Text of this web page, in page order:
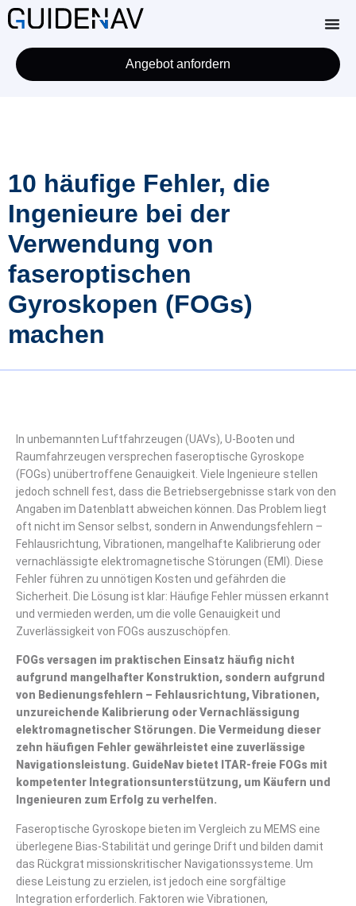
Angebot anfordern
10 häufige Fehler, die
Ingenieure bei der
Verwendung von
faseroptischen
Gyroskopen (FOGs)
machen
In unbemannten Luftfahrzeugen (UAVs), U-Booten und
Raumfahrzeugen versprechen faseroptische Gyroskope
(FOGs) unübertroffene Genauigkeit. Viele Ingenieure stellen
jedoch schnell fest, dass die Betriebsergebnisse stark von den
Angaben im Datenblatt abweichen können. Das Problem liegt
oft nicht im Sensor selbst, sondern in Anwendungsfehlern –
Fehlausrichtung, Vibrationen, mangelhafte Kalibrierung oder
vernachlässigte elektromagnetische Störungen (EMI). Diese
Fehler führen zu unnötigen Kosten und gefährden die
Sicherheit. Die Lösung ist klar: Häufige Fehler müssen erkannt
und vermieden werden, um die volle Genauigkeit und
Zuverlässigkeit von FOGs auszuschöpfen.
FOGs versagen im praktischen Einsatz häufig nicht
aufgrund mangelhafter Konstruktion, sondern aufgrund
von Bedienungsfehlern – Fehlausrichtung, Vibrationen,
unzureichende Kalibrierung oder Vernachlässigung
elektromagnetischer Störungen. Die Vermeidung dieser
zehn häufigen Fehler gewährleistet eine zuverlässige
Navigationsleistung. GuideNav bietet ITAR-freie FOGs mit
kompetenter Integrationsunterstützung, um Käufern und
Ingenieuren zum Erfolg zu verhelfen.
Faseroptische Gyroskope bieten im Vergleich zu MEMS eine
überlegene Bias-Stabilität und geringe Drift und bilden damit
das Rückgrat missionskritischer Navigationssysteme. Um
diese Leistung zu erzielen, ist jedoch eine sorgfältige
Integration erforderlich. Faktoren wie Vibrationen,